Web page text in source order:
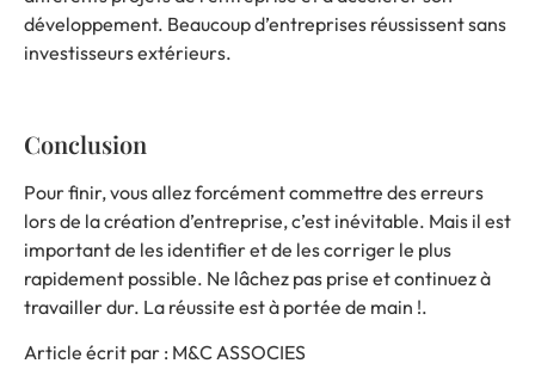
développement. Beaucoup d’entreprises réussissent sans
investisseurs extérieurs.
Conclusion
Pour finir, vous allez forcément commettre des erreurs
lors de la création d’entreprise, c’est inévitable. Mais il est
important de les identifier et de les corriger le plus
rapidement possible. Ne lâchez pas prise et continuez à
travailler dur. La réussite est à portée de main !.
Article écrit par : M&C ASSOCIES